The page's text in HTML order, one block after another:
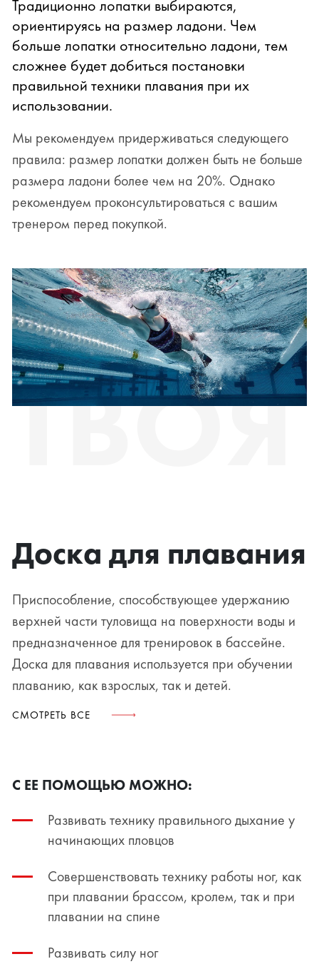
Традиционно лопатки выбираются,
ориентируясь на размер ладони. Чем
больше лопатки относительно ладони, тем
сложнее будет добиться постановки
правильной техники плавания при их
использовании.
Мы рекомендуем придерживаться следующего
правила: размер лопатки должен быть не больше
размера ладони более чем на 20%. Однако
рекомендуем проконсультироваться с вашим
тренером перед покупкой.
Доска для плавания
Приспособление, способствующее удержанию
верхней части туловища на поверхности воды и
предназначенное для тренировок в бассейне.
Доска для плавания используется при обучении
плаванию, как взрослых, так и детей.
СМОТРЕТЬ ВСЕ
С ЕЕ ПОМОЩЬЮ МОЖНО:
Развивать технику правильного дыхание у
начинающих пловцов
Совершенствовать технику работы ног, как
при плавании брассом, кролем, так и при
плавании на спине
Развивать силу ног